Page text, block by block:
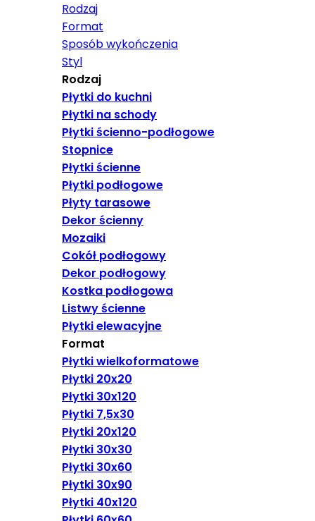
Rodzaj
Format
Sposób wykończenia
Styl
Rodzaj
Płytki do kuchni
Płytki na schody
Płytki ścienno-podłogowe
Stopnice
Płytki ścienne
Płytki podłogowe
Płyty tarasowe
Dekor ścienny
Mozaiki
Cokół podłogowy
Dekor podłogowy
Kostka podłogowa
Listwy ścienne
Płytki elewacyjne
Format
Płytki wielkoformatowe
Płytki 20x20
Płytki 30x120
Płytki 7,5x30
Płytki 20x120
Płytki 30x30
Płytki 30x60
Płytki 30x90
Płytki 40x120